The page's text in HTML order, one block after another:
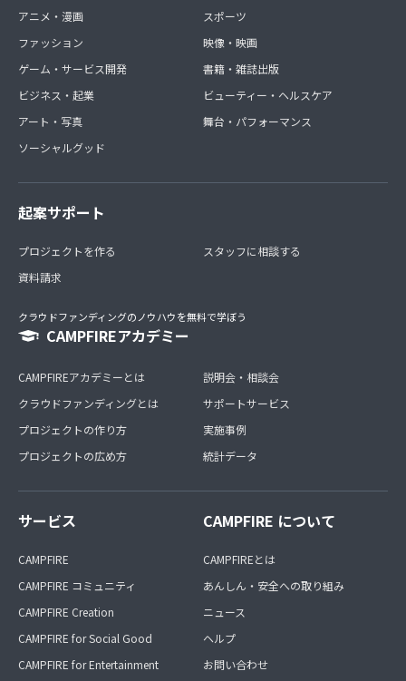
アニメ・漫画
ファッション
ゲーム・サービス開発
ビジネス・起業
アート・写真
ソーシャルグッド
スポーツ
映像・映画
書籍・雑誌出版
ビューティー・ヘルスケア
舞台・パフォーマンス
起案サポート
プロジェクトを作る
資料請求
スタッフに相談する
クラウドファンディングのノウハウを無料で学ぼう
CAMPFIREアカデミー
CAMPFIREアカデミーとは
クラウドファンディングとは
プロジェクトの作り方
プロジェクトの広め方
説明会・相談会
サポートサービス
実施事例
統計データ
サービス
CAMPFIRE
CAMPFIRE コミュニティ
CAMPFIRE Creation
CAMPFIRE for Social Good
CAMPFIRE for Entertainment
CAMPFIRE について
CAMPFIREとは
あんしん・安全への取り組み
ニュース
ヘルプ
お問い合わせ